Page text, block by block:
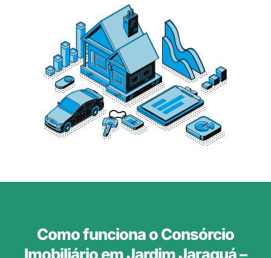
Como funciona o Consórcio
Imobiliário em Jardim Jaraguá –